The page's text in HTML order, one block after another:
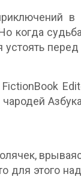
в
когда
для этого